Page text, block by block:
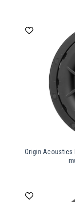
Origin Acoustics